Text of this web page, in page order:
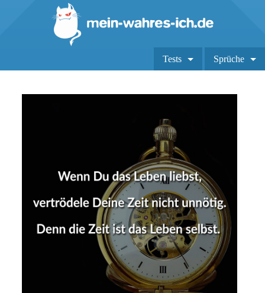
Tests Sprüche